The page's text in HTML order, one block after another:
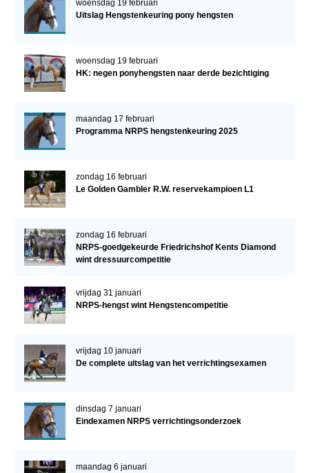
woensdag 19 februari
Uitslag Hengstenkeuring pony hengsten
woensdag 19 februari
HK: negen ponyhengsten naar derde bezichtiging
maandag 17 februari
Programma NRPS hengstenkeuring 2025
zondag 16 februari
Le Golden Gambler R.W. reservekampioen L1
zondag 16 februari
NRPS-goedgekeurde Friedrichshof Kents Diamond
wint dressuurcompetitie
vrijdag 31 januari
NRPS-hengst wint Hengstencompetitie
vrijdag 10 januari
De complete uitslag van het verrichtingsexamen
dinsdag 7 januari
Eindexamen NRPS verrichtingsonderzoek
maandag 6 januari